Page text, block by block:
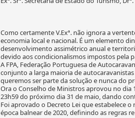
Como certamente V.Exª. não ignora a
economia local e nacional. É um elemento
desenvolvimento assimétrico anual e
devido aos condicionalismos impostos pela
A FPA, Federação Portuguesa de
conjunto a larga maioria de
queremos ser parte da solução e nunca do
Ora o Conselho de Ministros aprovou no dia
23h59 do próximo dia 31 de maio, dando
Foi aprovado o Decreto Lei que estabelece
época balnear de 2020, definindo as regras